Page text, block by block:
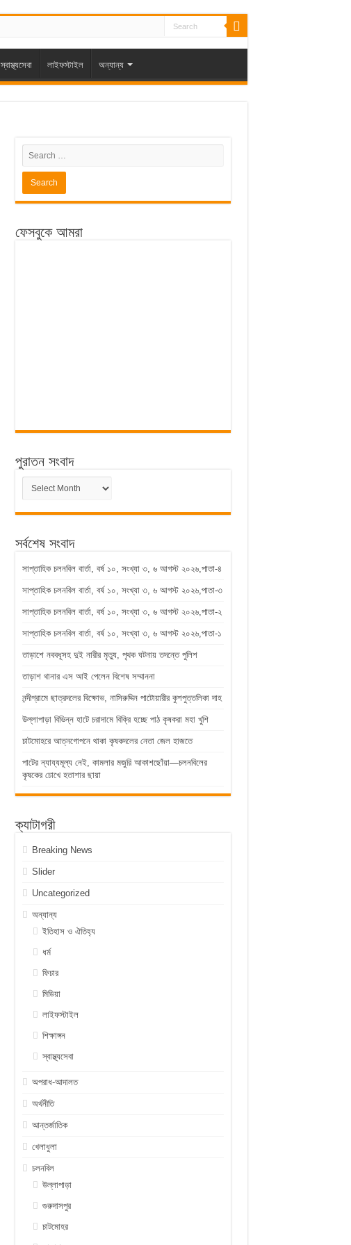
স্বাস্থ্যসেবা লাইফস্টাইল অন্যান্য
ফেসবুকে আমরা
পুরাতন সংবাদ
পুরাতন
সংবাদ
সর্বশেষ সংবাদ
সাপ্তাহিক চলনবিল বার্তা, বর্ষ ১০, সংখ্যা ৩, ৬ আগস্ট ২০২৬,পাতা-৪
সাপ্তাহিক চলনবিল বার্তা, বর্ষ ১০, সংখ্যা ৩, ৬ আগস্ট ২০২৬,পাতা-৩
সাপ্তাহিক চলনবিল বার্তা, বর্ষ ১০, সংখ্যা ৩, ৬ আগস্ট ২০২৬,পাতা-২
সাপ্তাহিক চলনবিল বার্তা, বর্ষ ১০, সংখ্যা ৩, ৬ আগস্ট ২০২৬,পাতা-১
তাড়াশে নববধূসহ দুই নারীর মৃত্যু, পৃথক ঘটনায় তদন্তে পুলিশ
তাড়াশ থানার এস আই পেলেন বিশেষ সম্মাননা
নন্দীগ্রামে ছাত্রদলের বিক্ষোভ, নাসিরুদ্দিন পাটোয়ারীর কুশপুত্তলিকা দাহ
উল্লাপাড়া বিভিন্ন হাটে চরাদামে বিক্রি হচ্ছে পাঠ কৃষকরা মহা খুশি
চাটমোহরে আত্নগোপনে থাকা কৃষকদলের নেতা জেল হাজতে
পাটের ন্যায্যমূল্য নেই, কামলার মজুরি আকাশছোঁয়া—চলনবিলের
কৃষকের চোখে হতাশার ছায়া
ক্যাটাগরী
Breaking News
Slider
Uncategorized
অন্যান্য
ইতিহাস ও ঐতিহ্য
ধর্ম
ফিচার
মিডিয়া
লাইফস্টাইল
শিক্ষাঙ্গন
স্বাস্থ্যসেবা
অপরাধ-আদালত
অর্থনীতি
আন্তর্জাতিক
খেলাধুলা
চলনবিল
উল্লাপাড়া
গুরুদাসপুর
চাটমোহর